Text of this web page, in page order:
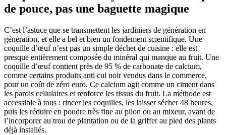
de pouce, pas une baguette magique
C’est l’astuce que se transmettent les jardiniers de génération en
génération, et elle a bel et bien un fondement scientifique. Une
coquille d’œuf n’est pas un simple déchet de cuisine : elle est
presque entièrement composée du minéral qui manque au fruit. Une
coquille d’œuf contient près de 95 % de carbonate de calcium,
comme certains produits anti cul noir vendus dans le commerce,
pour un coût de zéro euro. Ce calcium agit comme un ciment dans
les parois cellulaires et renforce les tissus du fruit. La méthode est
accessible à tous : rincer les coquilles, les laisser sécher 48 heures,
puis les réduire en poudre très fine au pilon ou au mixeur, avant de
l’incorporer au trou de plantation ou de la griffer au pied des plants
déjà installés.